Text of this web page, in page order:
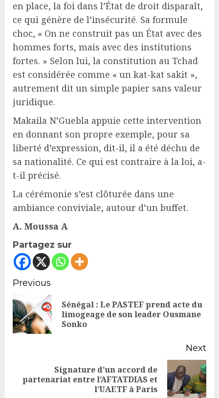
en place, la foi dans l’État de droit disparaît,
ce qui génère de l’insécurité. Sa formule
choc, « On ne construit pas un État avec des
hommes forts, mais avec des institutions
fortes. » Selon lui, la constitution au Tchad
est considérée comme « un kat-kat sakit »,
autrement dit un simple papier sans valeur
juridique.
Makaila N’Guebla appuie cette intervention
en donnant son propre exemple, pour sa
liberté d’expression, dit-il, il a été déchu de
sa nationalité. Ce qui est contraire à la loi, a-
t-il précisé.
La cérémonie s’est clôturée dans une
ambiance conviviale, autour d’un buffet.
A. Moussa A
Partagez sur
Continue
Reading
Previous
Sénégal : Le PASTEF prend acte du
limogeage de son leader Ousmane
Sonko
Next
Next
Signature d’un accord de
partenariat entre l’AFTATDIAS et
l’UAETF à Paris